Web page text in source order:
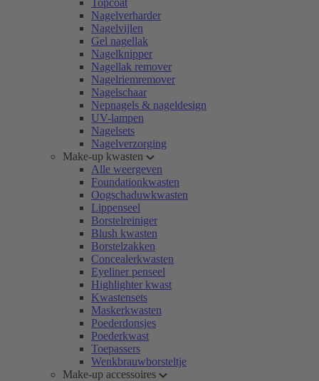
Topcoat
Nagelverharder
Nagelvijlen
Gel nagellak
Nagelknipper
Nagellak remover
Nagelriemremover
Nagelschaar
Nepnagels & nageldesign
UV-lampen
Nagelsets
Nagelverzorging
Make-up kwasten
Alle weergeven
Foundationkwasten
Oogschaduwkwasten
Lippenseel
Borstelreiniger
Blush kwasten
Borstelzakken
Concealerkwasten
Eyeliner penseel
Highlighter kwast
Kwastensets
Maskerkwasten
Poederdonsjes
Poederkwast
Toepassers
Wenkbrauwborsteltje
Make-up accessoires